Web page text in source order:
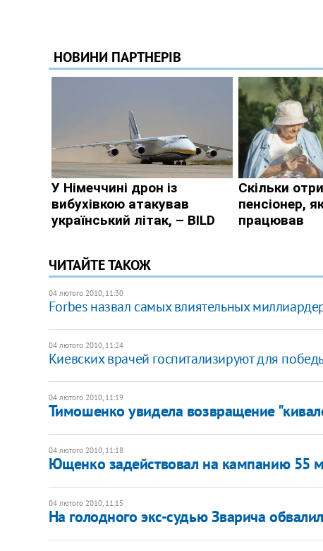
ЧИТАЙТЕ ТАКОЖ
04 лютого 2010, 11:30
Forbes назвал самых влиятельных
04 лютого 2010, 11:24
Киевских врачей госпитализируют для
04 лютого 2010, 11:19
Тимошенко увидела возвращение
04 лютого 2010, 11:18
Ющенко задействовал на кампанию 55
04 лютого 2010, 11:15
На голодного экс-судью Зварича